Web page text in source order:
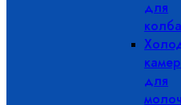
для
для